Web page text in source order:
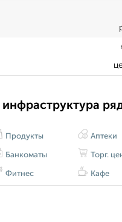
Продукты
Банкоматы
Фитнес
Аптеки
Торг.
Кафе